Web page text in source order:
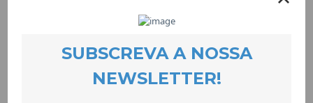
O projecto mostrar-se-á à comunidade em passeio a pé até ao
música pelo Grupo de Idosos do Centro de Convívio e Apoio à